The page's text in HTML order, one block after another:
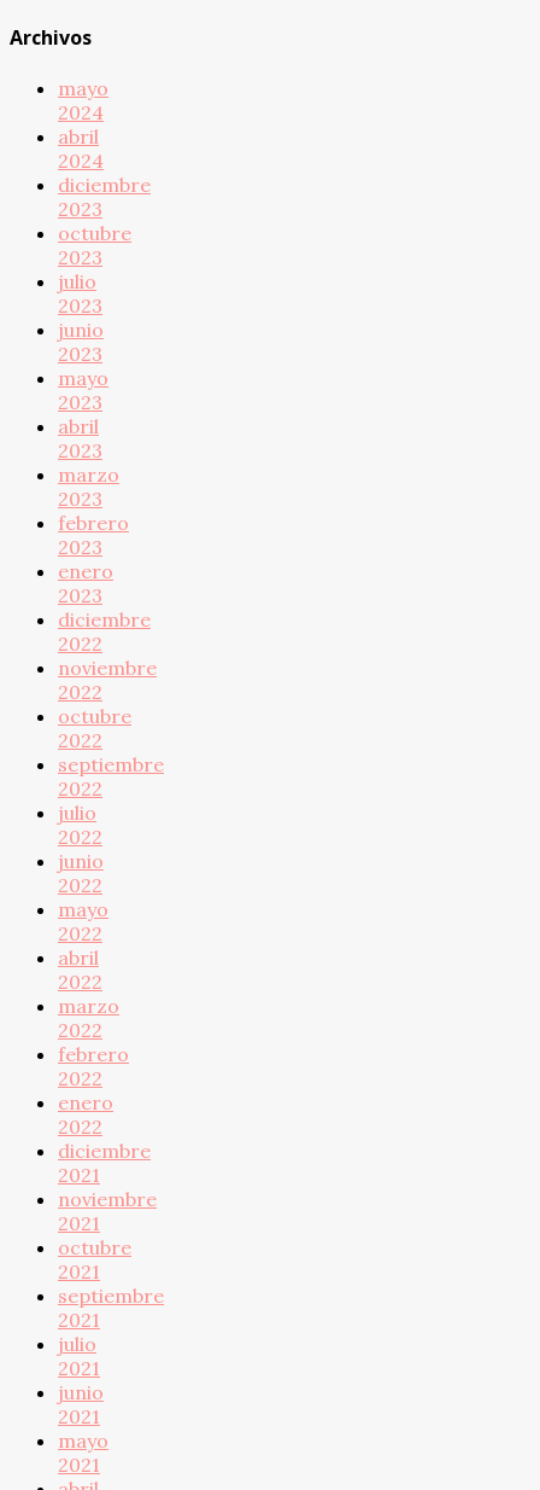
Archivos
mayo
2024
abril
2024
diciembre
2023
octubre
2023
julio
2023
junio
2023
mayo
2023
abril
2023
marzo
2023
febrero
2023
enero
2023
diciembre
2022
noviembre
2022
octubre
2022
septiembre
2022
julio
2022
junio
2022
mayo
2022
abril
2022
marzo
2022
febrero
2022
enero
2022
diciembre
2021
noviembre
2021
octubre
2021
septiembre
2021
julio
2021
junio
2021
mayo
2021